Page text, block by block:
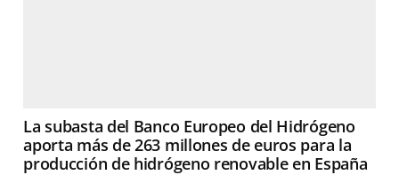
La subasta del Banco Europeo del Hidrógeno
aporta más de 263 millones de euros para la
producción de hidrógeno renovable en España